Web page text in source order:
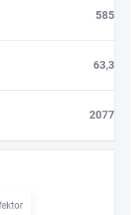
585
63,3
2077